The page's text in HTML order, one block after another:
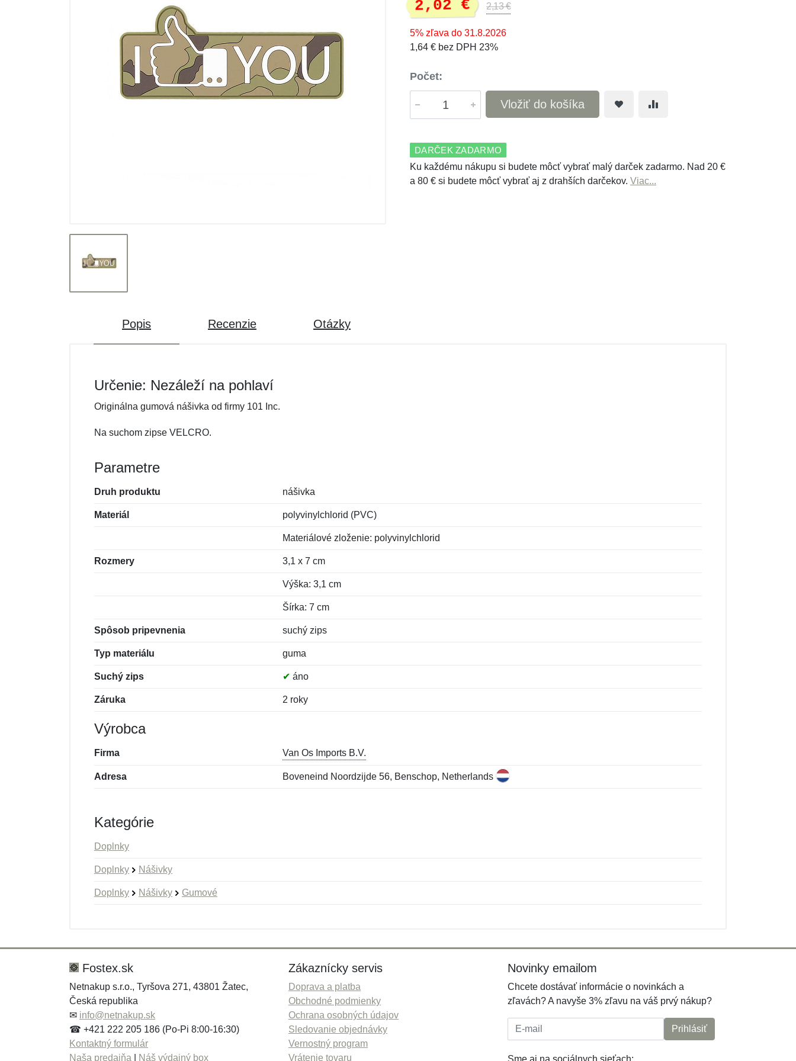
2,02 € 2,13 €
5% zľava do 31.8.2026
1,64 € bez DPH 23%
Počet:
Vložiť do košíka
DARČEK ZADARMO
Ku každému nákupu si budete môcť vybrať malý darček zadarmo. Nad 20 €
a 80 € si budete môcť vybrať aj z drahších darčekov. Viac...
Popis Recenzie Otázky
Určenie: Nezáleží na pohlaví
Originálna gumová nášivka od firmy 101 Inc.
Na suchom zipse VELCRO.
Parametre
Druh produktu nášivka
Materiál polyvinylchlorid (PVC)
Materiálové zloženie: polyvinylchlorid
Rozmery 3,1 x 7 cm
Výška: 3,1 cm
Šírka: 7 cm
Spôsob pripevnenia suchý zips
Typ materiálu guma
Suchý zips ✔ áno
Záruka 2 roky
Výrobca
Firma Van Os Imports B.V.
Adresa Boveneind Noordzijde 56, Benschop, Netherlands
Kategórie
Doplnky
Doplnky Nášivky
Doplnky Nášivky Gumové
Správa*
Správa*
Fostex.sk
Netnakup s.r.o., Tyršova 271, 43801 Žatec,
Česká republika
✉ info@netnakup.sk
☎ +421 222 205 186 (Po-Pi 8:00-16:30)
Kontaktný formulár
Naša predajňa
Náš výdajný box
Zákaznícky servis
Doprava a platba
Obchodné podmienky
Ochrana osobných údajov
Sledovanie objednávky
Vernostný program
Vrátenie tovaru
Novinky emailom
Chcete dostávať informácie o novinkách a
zľavách? A navyše 3% zľavu na váš prvý nákup?
E-mail: Prihlásiť
Sme aj na sociálnych sieťach: